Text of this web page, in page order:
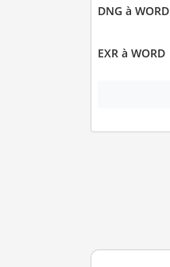
DNG à WORD
EXR à WORD